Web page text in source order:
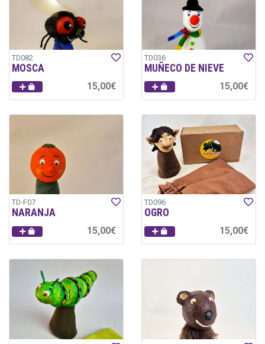
TD082
MOSCA
15,00€
TD036
MUÑECO DE NIEVE
15,00€
TD-F07
NARANJA
15,00€
TD096
OGRO
15,00€